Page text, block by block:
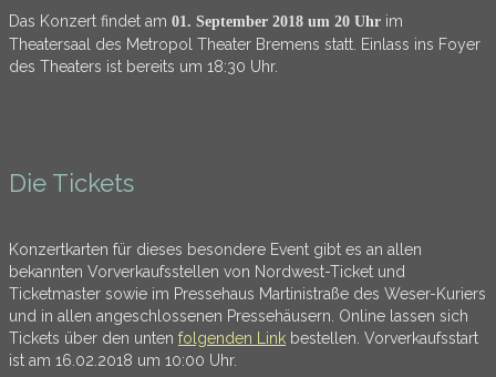
Das Konzert findet am 01. September 2018 um 20 Uhr im
Theatersaal des Metropol Theater Bremens statt. Einlass ins Foyer
des Theaters ist bereits um 18:30 Uhr.
Die Tickets
Konzertkarten für dieses besondere Event gibt es an allen
bekannten Vorverkaufsstellen von Nordwest-Ticket und
Ticketmaster sowie im Pressehaus Martinistraße des Weser-Kuriers
und in allen angeschlossenen Pressehäusern. Online lassen sich
Tickets über den unten folgenden Link bestellen. Vorverkaufsstart
ist am 16.02.2018 um 10:00 Uhr.